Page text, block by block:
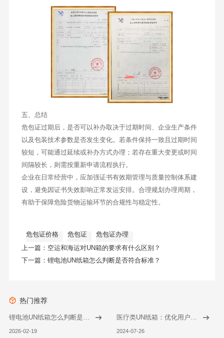
五、总结
危包证过期后，是否可以补办取决于过期时间、企业生产条件
以及包装技术参数是否发生变化。若条件保持一致且过期时间
较短，可能通过延续或补办方式办理；若存在重大变更或时间
间隔较长，则需按重新申请流程执行。
企业在日常经营中，应加强证书有效期管理与质量控制体系建
设，避免因证书失效影响正常发运安排。合理规划办理周期，
有助于保障危险货物运输环节的合规性与稳定性。
危包证价格 危包证
危包证办理
上一篇： 空运和海运对UN箱的要求有什么区别？
下一篇： 锂电池UN纸箱怎么判断是否符合标准？
热门推荐
2026-02-19 2024-07-26